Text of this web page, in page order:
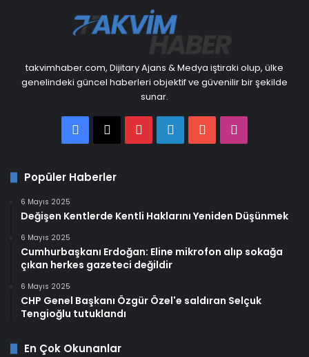
takvimhaber.com, Dijitary Ajans & Medya iştiraki olup, ülke
genelindeki güncel haberleri objektif ve güvenilir bir şekilde
sunar.
Facebook
X PinterestLinkedInYouTube
Popüler Haberler
6 Mayıs 2025
Değişen Kentlerde Kentli Haklarını Yeniden Düşünmek
6 Mayıs 2025
Cumhurbaşkanı Erdoğan: Eline mikrofon alıp sokağa
çıkan herkes gazeteci değildir
6 Mayıs 2025
CHP Genel Başkanı Özgür Özel'e saldıran Selçuk
Tengioğlu tutuklandı
En Çok Okunanlar